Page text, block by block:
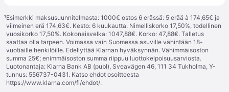
¹Esimerkki maksusuunnitelmasta: 1000€ ostos 6 erässä: 5 erää à 174,65€ ja
viimeinen erä 174,63€. Kesto: 6 kuukautta. Nimelliskorko 17,50%, todellinen
vuosikorko 17,50%. Kokonaisvelka: 1047,88€. Korko: 47,88€. Talletus
saattaa olla tarpeen. Voimassa vain Suomessa asuville vähintään 18-
vuotiaille henkilöille. Edellyttää Klarnan hyväksynnän. Vähimmäisoston
summa 25€; enimmäisoston summa riippuu luottokelpoisuusarviosta.
Luotonantaja: Klarna Bank AB (publ), Sveavägen 46, 111 34 Tukholma, Y-
tunnus: 556737-0431. Katso ehdot osoitteesta
https://www.klarna.com/fi/ehdot/.